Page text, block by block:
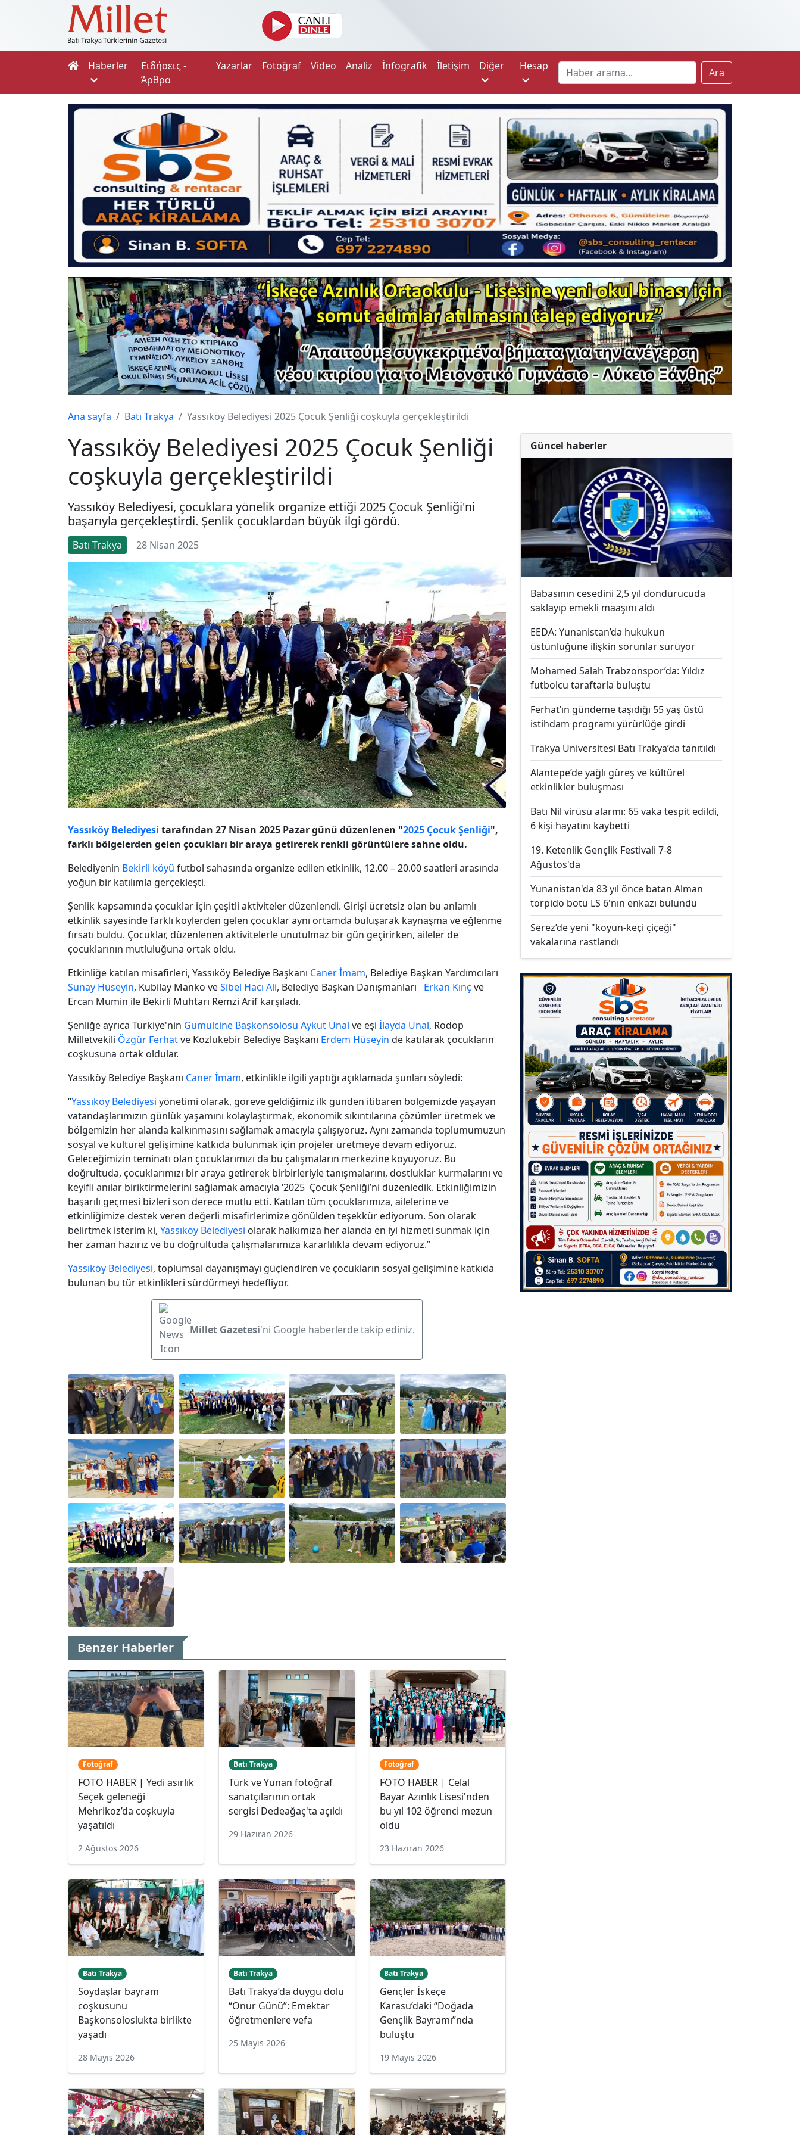
Haberler
Ειδήσεις -
Άρθρα
Yazarlar Fotoğraf Video Analiz İnfografik İletişim Diğer Hesap
Ara
Ana sayfa Batı Trakya Yassıköy Belediyesi 2025 Çocuk Şenliği coşkuyla gerçekleştirildi
Yassıköy Belediyesi 2025 Çocuk Şenliği
coşkuyla gerçekleştirildi
Yassıköy Belediyesi, çocuklara yönelik organize ettiği 2025 Çocuk Şenliği'ni
başarıyla gerçekleştirdi. Şenlik çocuklardan büyük ilgi gördü.
Batı Trakya 28 Nisan 2025
Yassıköy Belediyesi tarafından 27 Nisan 2025 Pazar günü düzenlenen "2025 Çocuk Şenliği",
farklı bölgelerden gelen çocukları bir araya getirerek renkli görüntülere sahne oldu.
Belediyenin Bekirli köyü futbol sahasında organize edilen etkinlik, 12.00 – 20.00 saatleri arasında
yoğun bir katılımla gerçekleşti.
Şenlik kapsamında çocuklar için çeşitli aktiviteler düzenlendi. Girişi ücretsiz olan bu anlamlı
etkinlik sayesinde farklı köylerden gelen çocuklar aynı ortamda buluşarak kaynaşma ve eğlenme
fırsatı buldu. Çocuklar, düzenlenen aktivitelerle unutulmaz bir gün geçirirken, aileler de
çocuklarının mutluluğuna ortak oldu.
Etkinliğe katılan misafirleri, Yassıköy Belediye Başkanı Caner İmam, Belediye Başkan Yardımcıları
Sunay Hüseyin, Kubilay Manko veSibel Hacı Ali, Belediye Başkan Danışmanları Erkan Kınç ve
Ercan Mümin ile Bekirli Muhtarı Remzi Arif karşıladı.
Şenliğe ayrıca Türkiye'nin Gümülcine Başkonsolosu Aykut Ünal ve eşi İlayda Ünal, Rodop
Milletvekili Özgür Ferhatve Kozlukebir Belediye Başkanı Erdem Hüseyin de katılarak çocukların
coşkusuna ortak oldular.
Yassıköy Belediye Başkanı Caner İmam, etkinlikle ilgili yaptığı açıklamada şunları söyledi:
“Yassıköy Belediyesi yönetimi olarak, göreve geldiğimiz ilk günden itibaren bölgemizde yaşayan
vatandaşlarımızın günlük yaşamını kolaylaştırmak, ekonomik sıkıntılarına çözümler üretmek ve
bölgemizin her alanda kalkınmasını sağlamak amacıyla çalışıyoruz. Aynı zamanda toplumumuzun
sosyal ve kültürel gelişimine katkıda bulunmak için projeler üretmeye devam ediyoruz.
Geleceğimizin teminatı olan çocuklarımızı da bu çalışmaların merkezine koyuyoruz. Bu
doğrultuda, çocuklarımızı bir araya getirerek birbirleriyle tanışmalarını, dostluklar kurmalarını ve
keyifli anılar biriktirmelerini sağlamak amacıyla ‘2025 Çocuk Şenliği’ni düzenledik. Etkinliğimizin
başarılı geçmesi bizleri son derece mutlu etti. Katılan tüm çocuklarımıza, ailelerine ve
etkinliğimize destek veren değerli misafirlerimize gönülden teşekkür ediyorum. Son olarak
belirtmek isterim ki, Yassıköy Belediyesi olarak halkımıza her alanda en iyi hizmeti sunmak için
her zaman hazırız ve bu doğrultuda çalışmalarımıza kararlılıkla devam ediyoruz.”
Yassıköy Belediyesi, toplumsal dayanışmayı güçlendiren ve çocukların sosyal gelişimine katkıda
bulunan bu tür etkinlikleri sürdürmeyi hedefliyor.
Millet Gazetesi'ni Google haberlerde takip ediniz.
Benzer Haberler
Fotoğraf
FOTO HΑΒER | Yedi asırlık
Seçek geleneği
Mehrikoz’da coşkuyla
yaşatıldı
2 Ağustos 2026
Batı Trakya
Türk ve Yunan fotoğraf
sanatçılarının ortak
sergisi Dedeağaç'ta açıldı
29 Haziran 2026
Fotoğraf
FOTO HΑΒER | Celal
Bayar Azınlık Lisesi'nden
bu yıl 102 öğrenci mezun
oldu
23 Haziran 2026
Batı Trakya
Soydaşlar bayram
coşkusunu
Başkonsoloslukta birlikte
yaşadı
28 Mayıs 2026
Batı Trakya
Batı Trakya’da duygu dolu
“Onur Günü”: Emektar
öğretmenlere vefa
25 Mayıs 2026
Batı Trakya
Gençler İskeçe
Karasu’daki “Doğada
Gençlik Bayramı”nda
buluştu
19 Mayıs 2026
Güncel haberler
Babasının cesedini 2,5 yıl dondurucuda
saklayıp emekli maaşını aldı
EEDA: Yunanistan’da hukukun
üstünlüğüne ilişkin sorunlar sürüyor
Mohamed Salah Trabzonspor’da: Yıldız
futbolcu taraftarla buluştu
Ferhat’ın gündeme taşıdığı 55 yaş üstü
istihdam programı yürürlüğe girdi
Trakya Üniversitesi Batı Trakya’da tanıtıldı
Alantepe’de yağlı güreş ve kültürel
etkinlikler buluşması
Batı Nil virüsü alarmı: 65 vaka tespit edildi,
6 kişi hayatını kaybetti
19. Ketenlik Gençlik Festivali 7-8
Ağustos'da
Yunanistan'da 83 yıl önce batan Alman
torpido botu LS 6'nın enkazı bulundu
Serez’de yeni "koyun-keçi çiçeği"
vakalarına rastlandı